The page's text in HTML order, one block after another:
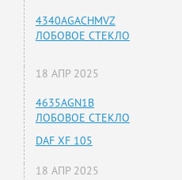
4340AGACHMVZ
ЛОБОВОЕ СТЕКЛО
18 АПР 2025
4635AGN1B
ЛОБОВОЕ СТЕКЛО
DAF XF 105
18 АПР 2025